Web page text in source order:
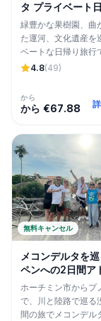
タ プライベート
ー
緑豊かな果樹園、曲
た運河、文化遺産を
ベートな日帰り旅行
デルタの中心部を体
4.8(49)
から
から €67.88
無料キャンセル
メコンデルタを
ペンへの2日間ア
ャー
ホーチミン市からプ
で、川と陸路で巡る
間の旅でメコンデル